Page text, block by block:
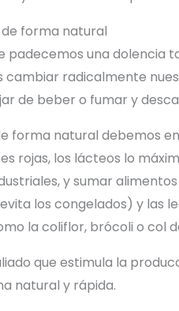
forma natural
padecemos una dolencia
cambiar radicalmente
de beber o fumar y
forma natural debemos
rojas, los lácteos lo
y sumar
los congelados) y las
la coliflor, brócoli o col
que estimula la
natural y rápida.